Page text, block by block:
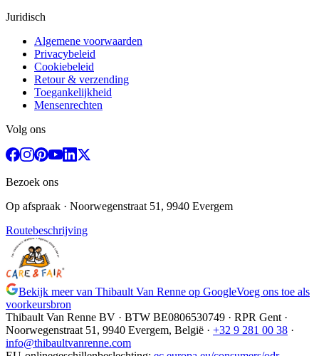
Juridisch
Algemene voorwaarden
Privacybeleid
Cookiebeleid
Retour & verzending
Toegankelijkheid
Mensenrechten
Volg ons
Bezoek ons
Op afspraak · Noorwegenstraat 51, 9940 Evergem
Routebeschrijving
Bekijk meer van Thibault Van Renne op GoogleVoeg ons toe als
voorkeursbron
Thibault Van Renne BV · BTW BE0806530749 · RPR Gent ·
Noorwegenstraat 51, 9940 Evergem, België · +32 9 281 00 38 ·
info@thibaultvanrenne.com